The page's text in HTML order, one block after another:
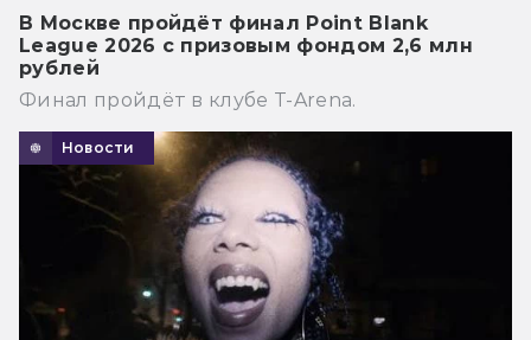
В Москве пройдёт финал Point Blank
League 2026 с призовым фондом 2,6 млн
рублей
Финал пройдёт в клубе T-Arena.
Новости